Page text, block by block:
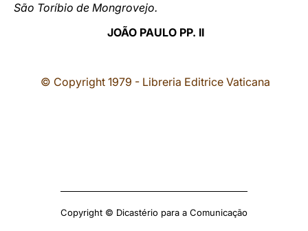
São Toríbio de Mongrovejo.
JOÃO PAULO PP. II
© Copyright 1979 - Libreria Editrice Vaticana
Copyright © Dicastério para a Comunicação